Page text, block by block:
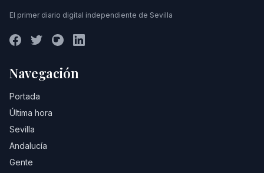
El primer diario digital independiente de Sevilla
Navegación
Portada
Última hora
Sevilla
Andalucía
Gente